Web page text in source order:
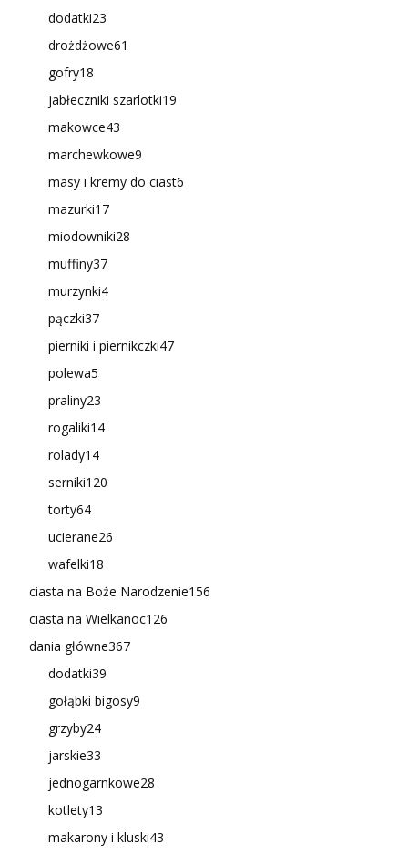
dodatki23
drożdżowe61
gofry18
jabłeczniki szarlotki19
makowce43
marchewkowe9
masy i kremy do ciast6
mazurki17
miodowniki28
muffiny37
murzynki4
pączki37
pierniki i piernikczki47
polewa5
praliny23
rogaliki14
rolady14
serniki120
torty64
ucierane26
wafelki18
ciasta na Boże Narodzenie156
ciasta na Wielkanoc126
dania główne367
dodatki39
gołąbki bigosy9
grzyby24
jarskie33
jednogarnkowe28
kotlety13
makarony i kluski43